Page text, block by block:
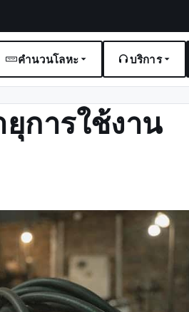
คำนวนโลหะ บริการ
การใช้งาน